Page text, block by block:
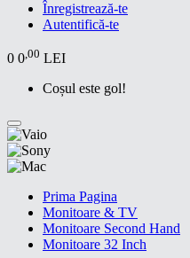
Înregistrează-te
Autentifică-te
0 0,00 LEI
Coșul este gol!
Prima Pagina
Monitoare & TV
Monitoare Second Hand
Monitoare 32 Inch